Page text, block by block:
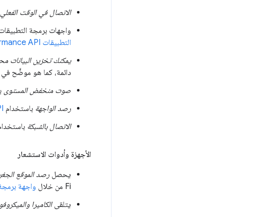
الاتصال في الوقت الفعلي
واجهات برمجة
التطبيقات Performance API
يمكنك تخزين البيانات
دائمة، كما هو موضَّح في
صوت منخفض المستوى
رصد الواجهة باستخدام
الاتصال بالشبكة
الأجهزة وأدوات الاستشعار
يحصل رصد الموقع
Fi من خلال
واجهة
يتلقىالكاميرا